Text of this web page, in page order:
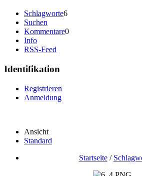
Schlagworte6
Suchen
Kommentare0
Info
RSS-Feed
Identifikation
Registrieren
Anmeldung
Ansicht
Standard
Startseite/